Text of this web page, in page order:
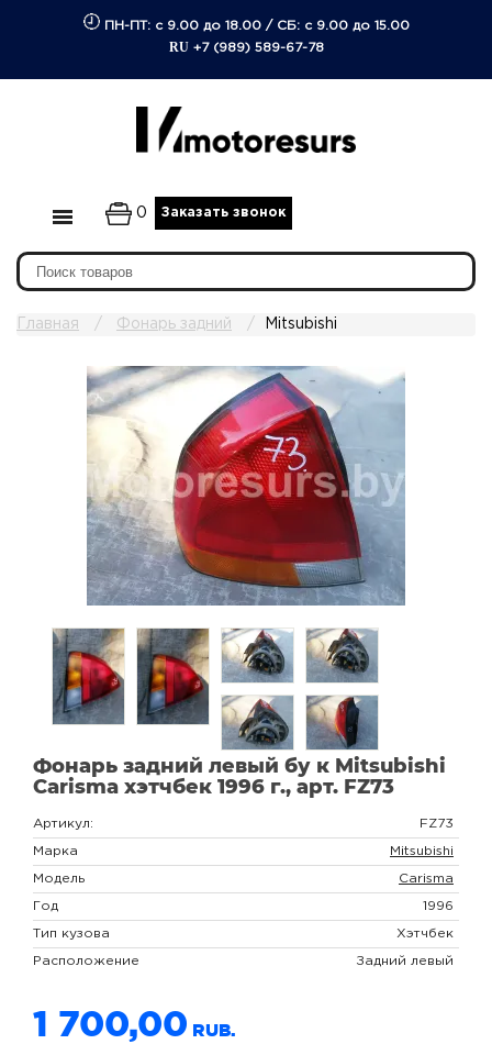
ПН-ПТ: с 9.00 до 18.00/ СБ: с 9.00 до 15.00
RU +7 (989) 589-67-78
0 Заказать звонок
Главная Фонарь задний Mitsubishi
Фонарь задний левый бу к Mitsubishi
Carisma хэтчбек 1996 г., арт. FZ73
Артикул: FZ73
Марка Mitsubishi
Модель Carisma
Год 1996
Тип кузова Хэтчбек
Расположение Задний левый
1 700,00